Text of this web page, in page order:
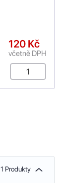
120 Kč
včetně DPH
1 Produkty